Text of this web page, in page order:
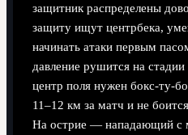
защитник распределены
защиту ищут центрбека,
начинать атаки первым
давление рушится на
центр поля нужен
11–12 км за матч и не
На острие — нападающий с